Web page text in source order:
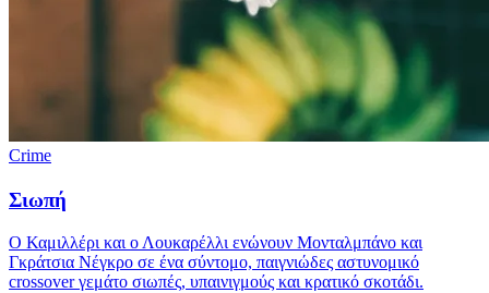
Crime
Σιωπή
Ο Καμιλλέρι και ο Λουκαρέλλι ενώνουν Μονταλμπάνο και
Γκράτσια Νέγκρο σε ένα σύντομο, παιγνιώδες αστυνομικό
crossover γεμάτο σιωπές, υπαινιγμούς και κρατικό σκοτάδι.